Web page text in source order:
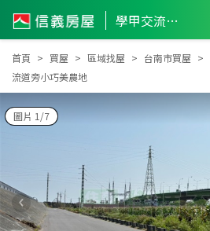
學甲交流道旁小巧美農地
首頁 買屋 區域找屋 台南市買屋
流道旁小巧美農地
圖片 1/7